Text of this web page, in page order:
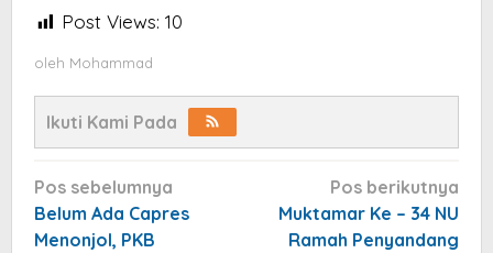
Post Views: 10
oleh Mohammad
Ikuti Kami Pada
Navigasi
pos
Pos sebelumnya
Belum Ada Capres
Menonjol, PKB
Pos berikutnya
Muktamar Ke – 34 NU
Ramah Penyandang